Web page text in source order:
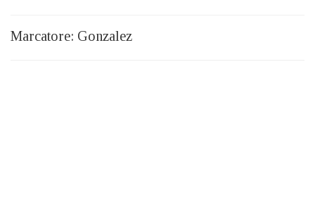
Marcatore: Gonzalez